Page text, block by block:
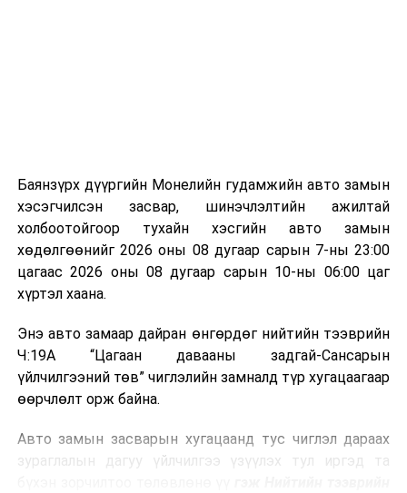
болон дулааны эрчим хүч үйлдвэрлэхэд ашиглаж
болдог. Зарим технологийн хувьд шаталтын дараа
үлдэх үнснээс фосфор зэрэг ашигт эрдсийг сэргээн
авах боломжтой аж.
байна. Тухайлбал, Германд лаг шатаах үйлдвэрээс
гарсан үнснээс фосфор сэргээн авах технологи
ашигладаг бол Нидерландад төвлөрсөн лаг
боловсруулах үйлдвэрүүдээр дулаан, цахилгаан
Ийнхүү лаг хатаах, шатаах технологийг лагийн
Баянзүрх дүүргийн Монелийн гудамжийн авто замын
хэсэгчилсэн засвар, шинэчлэлтийн ажилтай
холбоотойгоор тухайн хэсгийн авто замын
хөдөлгөөнийг 2026 оны 08 дугаар сарын 7-ны 23:00
цагаас 2026 оны 08 дугаар сарын 10-ны 06:00 цаг
хүртэл хаана.
Энэ авто замаар дайран өнгөрдөг нийтийн тээврийн
Ч:19А “Цагаан давааны задгай-Сансарын
үйлчилгээний төв” чиглэлийн замналд түр хугацаагаар
өөрчлөлт орж байна.
Авто замын засварын хугацаанд тус чиглэл дараах
зураглалын дагуу үйлчилгээ үзүүлэх тул иргэд та